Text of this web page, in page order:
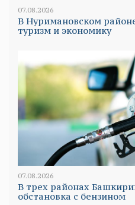
07.08.2026
В Нуримановском
туризм и экономику
07.08.2026
В трех районах
обстановка с бензином